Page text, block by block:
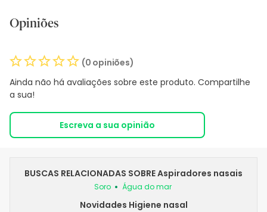
Opiniões
(0 opiniões)
Ainda não há avaliações sobre este produto. Compartilhe
a sua!
Escreva a sua opinião
BUSCAS RELACIONADAS SOBRE Aspiradores nasais
Soro Água do mar
Novidades Higiene nasal